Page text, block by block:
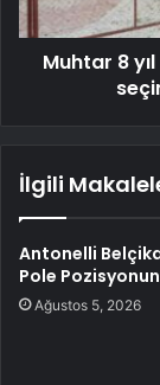
Muhtar 8
İlgili
Antonelli
Pole
Ağustos 5, 2026